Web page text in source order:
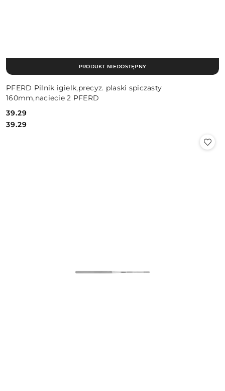
PFERD Pilnik igielk,precyz. plaski spiczasty
160mm,naciecie 2 PFERD
Cena:
39.29
Cena:
39.29
PRODUKT NIEDOSTĘPNY